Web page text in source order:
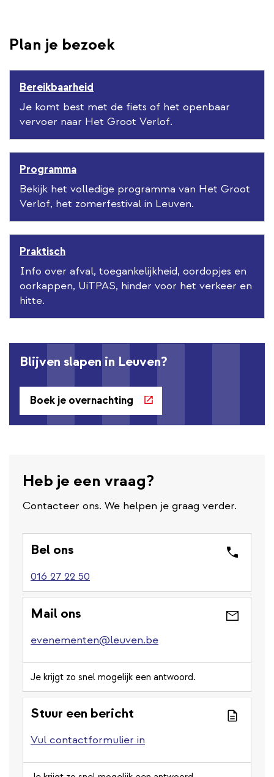
Plan je bezoek
Bereikbaarheid
Je komt best met de fiets of het openbaar
vervoer naar Het Groot Verlof.
Programma
Bekijk het volledige programma van Het Groot
Verlof, het zomerfestival in Leuven.
Praktisch
Info over afval, toegankelijkheid, oordopjes en
oorkappen, UiTPAS, hinder voor het verkeer en
hitte.
Boek je overnachting
Blijven slapen in Leuven?
Heb je een vraag?
Contacteer ons. We helpen je graag verder.
Bel ons
016 27 22 50
Mail ons
evenementen@leuven.be
Je krijgt zo snel mogelijk een antwoord.
Stuur een bericht
Vul contactformulier in